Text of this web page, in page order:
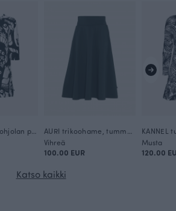
Vihreä
100.00 EUR
KANNEL
Musta
120.00
Katso kaikki